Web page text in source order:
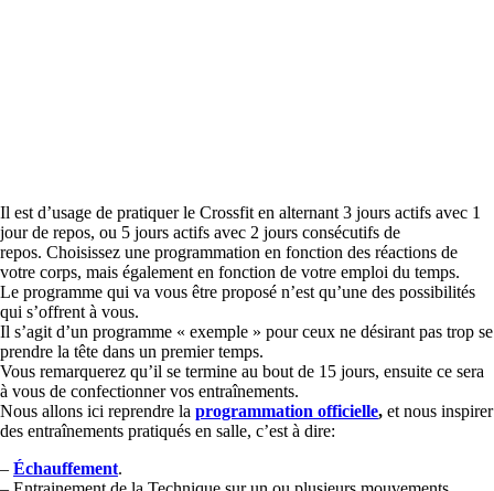
Il est d’usage de pratiquer le Crossfit en alternant 3 jours actifs avec 1
jour de repos, ou 5 jours actifs avec 2 jours consécutifs de
repos. Choisissez une programmation en fonction des réactions de
votre corps, mais également en fonction de votre emploi du temps.
Le programme qui va vous être proposé n’est qu’une des possibilités
qui s’offrent à vous.
Il s’agit d’un programme « exemple » pour ceux ne désirant pas trop se
prendre la tête dans un premier temps.
Vous remarquerez qu’il se termine au bout de 15 jours, ensuite ce sera
à vous de confectionner vos entraînements.
Nous allons ici reprendre la programmation officielle, et nous inspirer
des entraînements pratiqués en salle, c’est à dire:
– Échauffement.